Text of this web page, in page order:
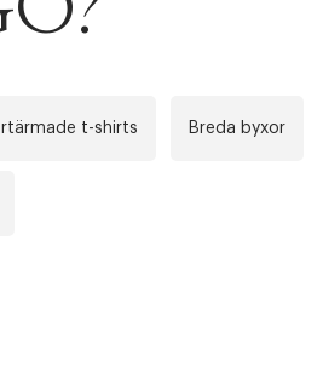
t-shirts Breda byxor